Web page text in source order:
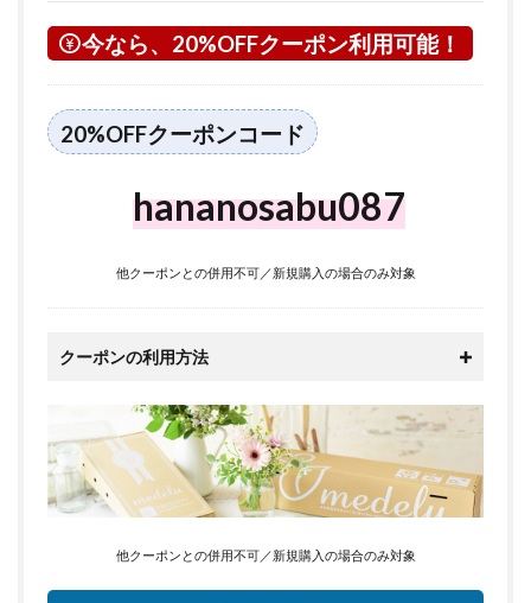
今なら、20%OFFクーポン利用可能！
20%OFFクーポンコード
hananosabu087
他クーポンとの併用不可／新規購入の場合のみ対象
クーポンの利用方法
他クーポンとの併用不可／新規購入の場合のみ対象